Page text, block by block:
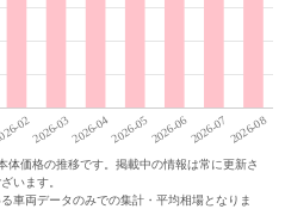
価格の推移です。掲載中の情報は常に更新さ
います。
車両データのみでの集計・平均相場となりま